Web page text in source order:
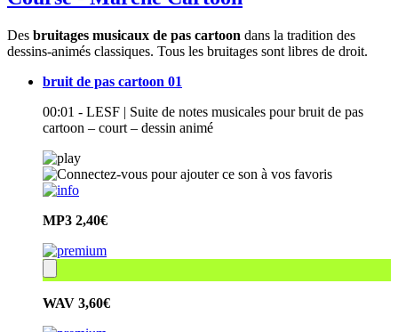
Des bruitages musicaux de pas cartoon dans la tradition des
dessins-animés classiques. Tous les bruitages sont libres de droit.
bruit de pas cartoon 01
00:01 - LESF | Suite de notes musicales pour bruit de pas
cartoon – court – dessin animé
MP3 2,40€
WAV 3,60€